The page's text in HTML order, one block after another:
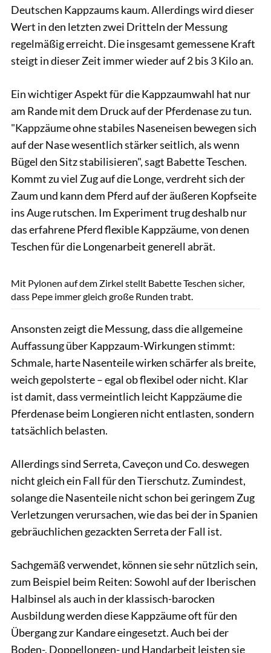
Deutschen Kappzaums kaum. Allerdings wird dieser
Wert in den letzten zwei Dritteln der Messung
regelmäßig erreicht. Die insgesamt gemessene Kraft
steigt in dieser Zeit immer wieder auf 2 bis 3 Kilo an.
Ein wichtiger Aspekt für die Kappzaumwahl hat nur
am Rande mit dem Druck auf der Pferdenase zu tun.
"Kappzäume ohne stabiles Naseneisen bewegen sich
auf der Nase wesentlich stärker seitlich, als wenn
Bügel den Sitz stabilisieren", sagt Babette Teschen.
Kommt zu viel Zug auf die Longe, verdreht sich der
Zaum und kann dem Pferd auf der äußeren Kopfseite
ins Auge rutschen. Im Experiment trug deshalb nur
das erfahrene Pferd flexible Kappzäume, von denen
Teschen für die Longenarbeit generell abrät.
Mit Pylonen auf dem Zirkel stellt Babette Teschen sicher,
dass Pepe immer gleich große Runden trabt.
Ansonsten zeigt die Messung, dass die allgemeine
Auffassung über Kappzaum-Wirkungen stimmt:
Schmale, harte Nasenteile wirken schärfer als breite,
weich gepolsterte – egal ob flexibel oder nicht. Klar
ist damit, dass vermeintlich leicht Kappzäume die
Pferdenase beim Longieren nicht entlasten, sondern
tatsächlich belasten.
Allerdings sind Serreta, Caveçon und Co. deswegen
nicht gleich ein Fall für den Tierschutz. Zumindest,
solange die Nasenteile nicht schon bei geringem Zug
Verletzungen verursachen, wie das bei der in Spanien
gebräuchlichen gezackten Serreta der Fall ist.
Sachgemäß verwendet, können sie sehr nützlich sein,
zum Beispiel beim Reiten: Sowohl auf der Iberischen
Halbinsel als auch in der klassisch-barocken
Ausbildung werden diese Kappzäume oft für den
Übergang zur Kandare eingesetzt. Auch bei der
Boden-, Doppellongen- und Handarbeit leisten sie